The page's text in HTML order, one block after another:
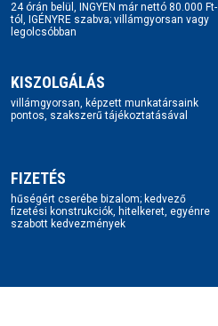
24 órán belül, INGYEN már nettó 80.000 Ft-
tól, IGÉNYRE szabva; villámgyorsan vagy
legolcsóbban
KISZOLGÁLÁS
villámgyorsan, képzett munkatársaink
pontos, szakszerű tájékoztatásával
FIZETÉS
hűségért cserébe bizalom; kedvező
fizetési konstrukciók, hitelkeret, egyénre
szabott kedvezmények